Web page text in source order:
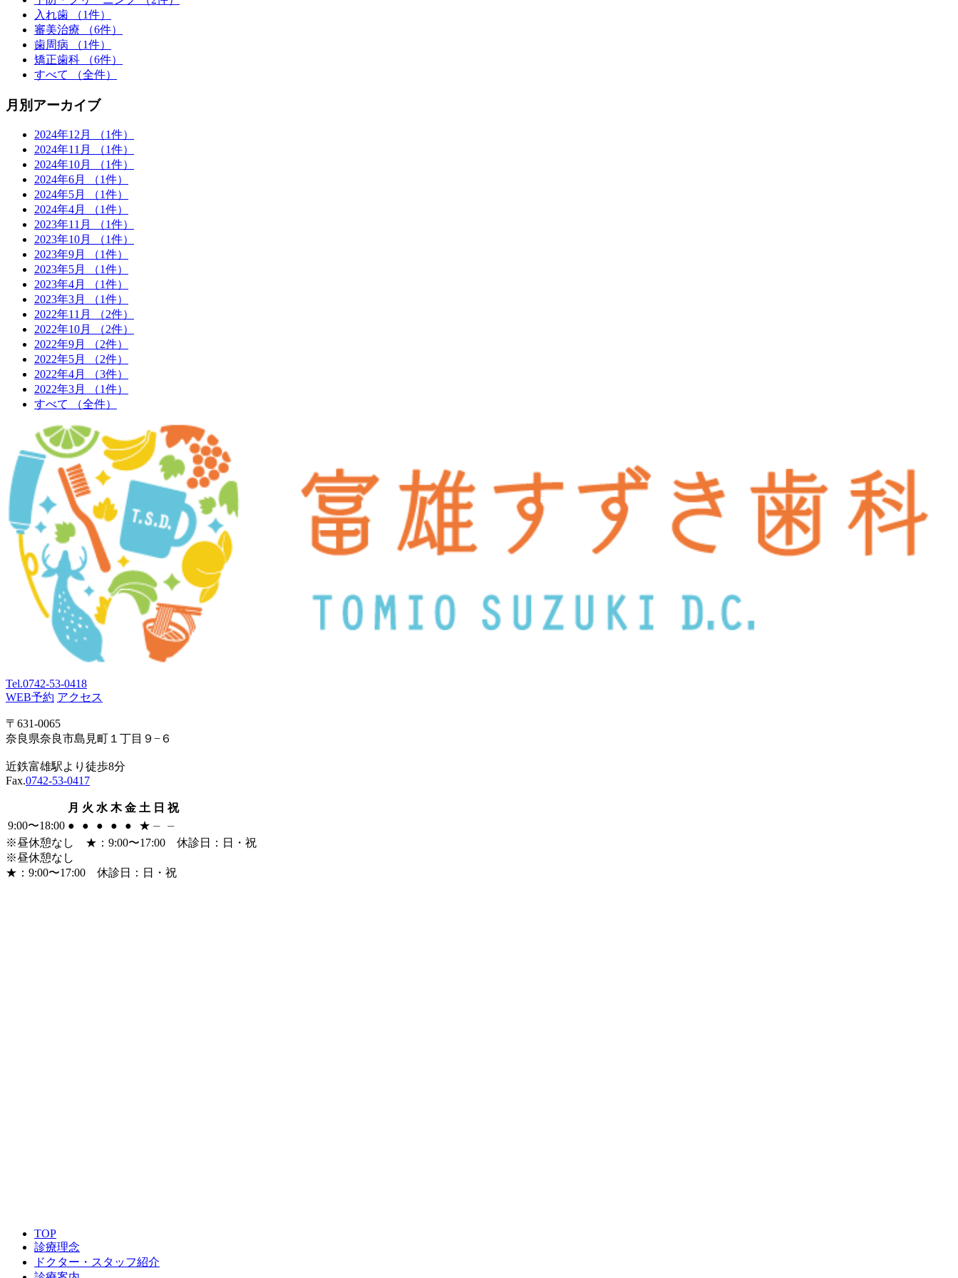
入れ歯
（1件）
審美治療
（6件）
歯周病
（1件）
矯正歯科
（6件）
すべて
（全件）
月別アーカイブ
2024年12月
（1件）
2024年11月
（1件）
2024年10月
（1件）
2024年6月
（1件）
2024年5月
（1件）
2024年4月
（1件）
2023年11月
（1件）
2023年10月
（1件）
2023年9月
（1件）
2023年5月
（1件）
2023年4月
（1件）
2023年3月
（1件）
2022年11月
（2件）
2022年10月
（2件）
2022年9月
（2件）
2022年5月
（2件）
2022年4月
（3件）
2022年3月
（1件）
すべて
（全件）
Tel.0742-53-0418
WEB予約 アクセス
〒631-0065
奈良県奈良市島見町１丁目９−６
近鉄富雄駅より徒歩8分
Fax.0742-53-0417
月 火 水 木 金 土 日 祝
9:00〜18:00 ● ● ● ● ● ★ ⏤ ⏤
※昼休憩なし ★ ：9:00〜17:00 休診日：日・祝
※昼休憩なし
★ ：9:00〜17:00 休診日：日・祝
TOP
診療理念
ドクター・スタッフ紹介